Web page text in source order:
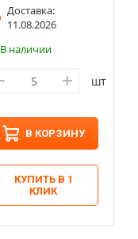
Доставка:
11.08.2026
В наличии
шт
В КОРЗИНУ
КУПИТЬ В 1
КЛИК